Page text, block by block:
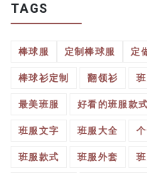
TAGS
棒球服 定制棒球服 定
棒球衫定制 翻领衫
最美班服 好看的班服款式
班服文字 班服大全
班服款式 班服外套